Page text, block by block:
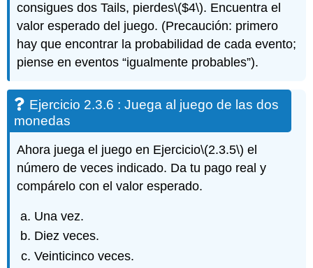
consigues dos Tails, pierdes\($4\). Encuentra el
valor esperado del juego. (Precaución: primero
hay que encontrar la probabilidad de cada evento;
piense en eventos “igualmente probables”).
Ejercicio 2.3.6 : Juega al juego de las dos
monedas
Ahora juega el juego en Ejercicio\(2.3.5\) el
número de veces indicado. Da tu pago real y
compárelo con el valor esperado.
Una vez.
Diez veces.
Veinticinco veces.